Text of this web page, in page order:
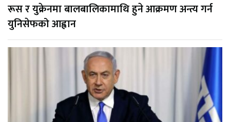
रूस र युक्रेनमा बालबालिकामाथि हुने आक्रमण अन्त्य गर्न
युनिसेफको आह्वान